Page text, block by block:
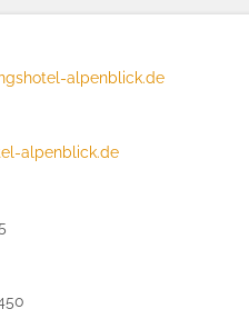
alpenblick.de
alpenblick.de